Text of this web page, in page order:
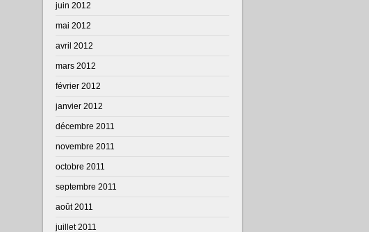
juin 2012
mai 2012
avril 2012
mars 2012
février 2012
janvier 2012
décembre 2011
novembre 2011
octobre 2011
septembre 2011
août 2011
juillet 2011